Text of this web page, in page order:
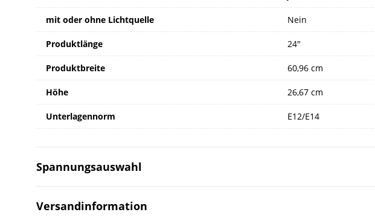
mit oder ohne Lichtquelle Nein
Produktlänge 24"
Produktbreite 60,96 cm
Höhe 26,67 cm
Unterlagennorm E12/E14
Spannungsauswahl
Versandinformation